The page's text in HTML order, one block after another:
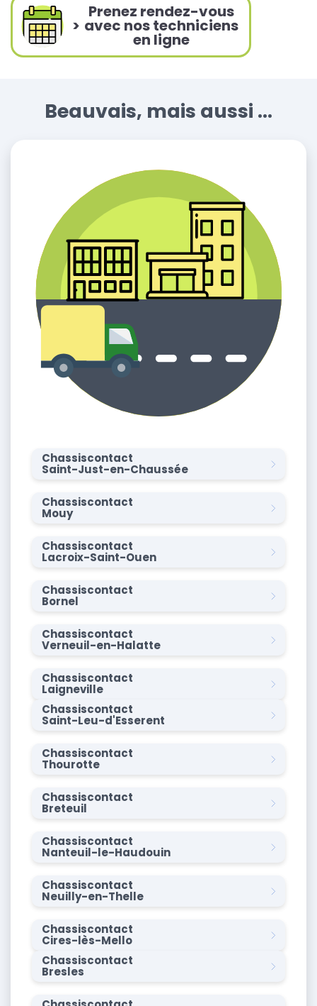
>
Prenez rendez-vous
avec nos techniciens
en ligne
Beauvais, mais aussi ...
Chassiscontact
Saint-Just-en-Chaussée
Chassiscontact
Mouy
Chassiscontact
Lacroix-Saint-Ouen
Chassiscontact
Bornel
Chassiscontact
Verneuil-en-Halatte
Chassiscontact
Laigneville
Chassiscontact
Saint-Leu-d'Esserent
Chassiscontact
Thourotte
Chassiscontact
Breteuil
Chassiscontact
Nanteuil-le-Haudouin
Chassiscontact
Neuilly-en-Thelle
Chassiscontact
Cires-lès-Mello
Chassiscontact
Bresles